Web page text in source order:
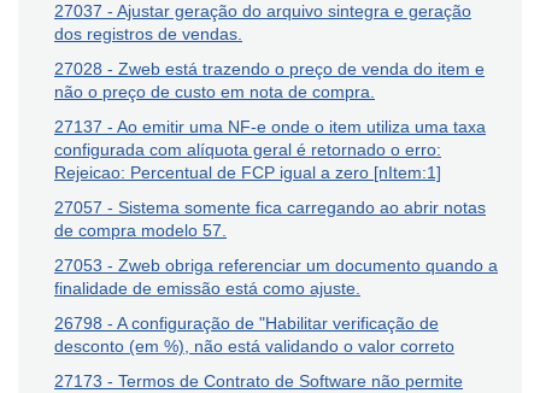
27037 - Ajustar geração do arquivo sintegra e geração
dos registros de vendas.
27028 - Zweb está trazendo o preço de venda do item e
não o preço de custo em nota de compra.
27137 - Ao emitir uma NF-e onde o item utiliza uma taxa
configurada com alíquota geral é retornado o erro:
Rejeicao: Percentual de FCP igual a zero [nItem:1]
27057 - Sistema somente fica carregando ao abrir notas
de compra modelo 57.
27053 - Zweb obriga referenciar um documento quando a
finalidade de emissão está como ajuste.
26798 - A configuração de "Habilitar verificação de
desconto (em %), não está validando o valor correto
27173 - Termos de Contrato de Software não permite